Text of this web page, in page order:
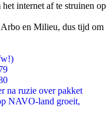
internet af te struinen op
en Milieu, dus tijd om
na ruzie over pakket
NAVO-land groeit,